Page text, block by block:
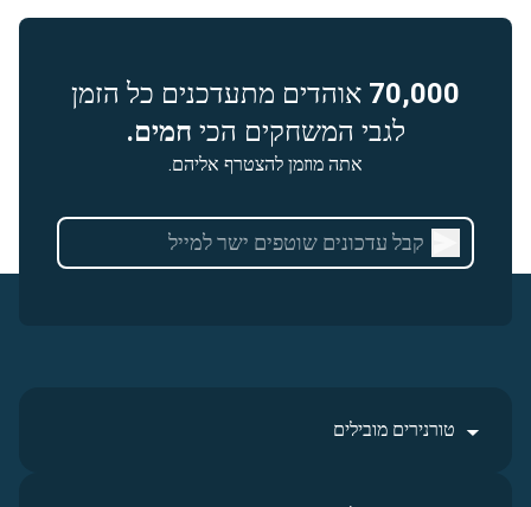
70,000 אוהדים מתעדכנים כל הזמן
לגבי המשחקים הכי חמים.
אתה מוזמן להצטרף אליהם.
טורנירים מובילים